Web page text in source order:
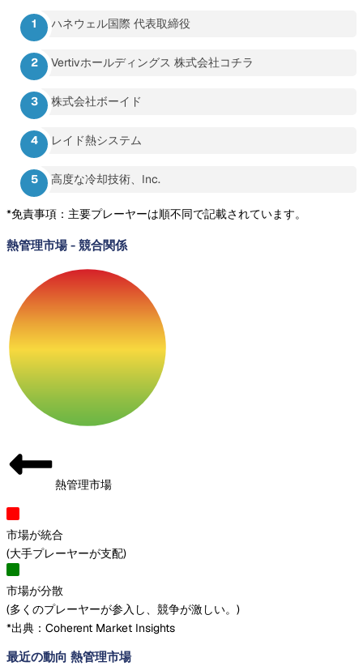
ハネウェル国際 代表取締役
Vertivホールディングス 株式会社コチラ
株式会社ボーイド
レイド熱システム
高度な冷却技術、Inc.
*免責事項：主要プレーヤーは順不同で記載されています。
熱管理市場- 競合関係
熱管理市場
市場が統合
(大手プレーヤーが支配)
市場が分散
(多くのプレーヤーが参入し、競争が激しい。 )
*出典：Coherent Market Insights
最近の動向 熱管理市場